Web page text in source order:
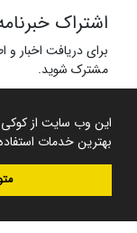
این وب سایت از کوکی
بهترین خدمات
اشتراک
برای دریافت اخبار
مشترک شوید.
سامانه مدیریت